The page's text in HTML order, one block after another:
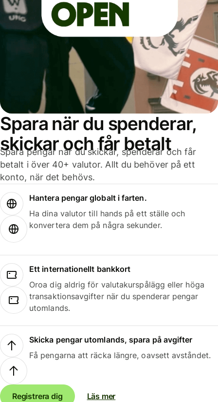
Spara när du spenderar,
skickar och får betalt
Spara pengar när du skickar, spenderar och får
betalt i över 40+ valutor. Allt du behöver på ett
konto, när det behövs.
Hantera pengar globalt i farten.
Ha dina valutor till hands på ett ställe och
konvertera dem på några sekunder.
Ett internationellt bankkort
Oroa dig aldrig för valutakurspålägg eller höga
transaktionsavgifter när du spenderar pengar
utomlands.
Skicka pengar utomlands, spara på avgifter
Få pengarna att räcka längre, oavsett avståndet.
Registrera dig Läs mer